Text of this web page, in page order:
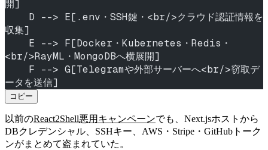
開]
収集]
<br/>RayML・MongoDBへ横展開]
ータを送信]
コピー
以前のReact2Shell悪用キャンペーンでも、Next.jsホストから
DBクレデンシャル、SSHキー、AWS・Stripe・GitHubトーク
ンがまとめて盗まれていた。